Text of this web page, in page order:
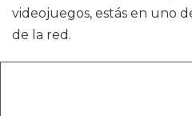
videojuegos, estás en uno
de la red.